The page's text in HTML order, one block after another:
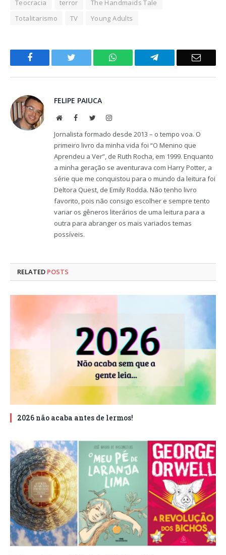
Teocracia terror
The Handmaids Tale
Totalitarismo
TV Young Adults
Facebook WhatsApp Telegram Email
FELIPE PAIUCA
WebsiteFacebookTwitterInstagram
Jornalista formado desde 2013 – o tempo voa. O
primeiro livro da minha vida foi “O Menino que
Aprendeu a Ver”, de Ruth Rocha, em 1999. Enquanto
a minha geração se aventurava com Harry Potter, a
série que me conquistou para o mundo da leitura foi
Deltora Quest, de Emily Rodda. Não tenho livro
favorito, pois não consigo escolher e sempre tento
variar os gêneros literários de uma leitura para a
outra para abranger os mais variados temas
possíveis.
RELATED POSTS
2026 não acaba antes de lermos!